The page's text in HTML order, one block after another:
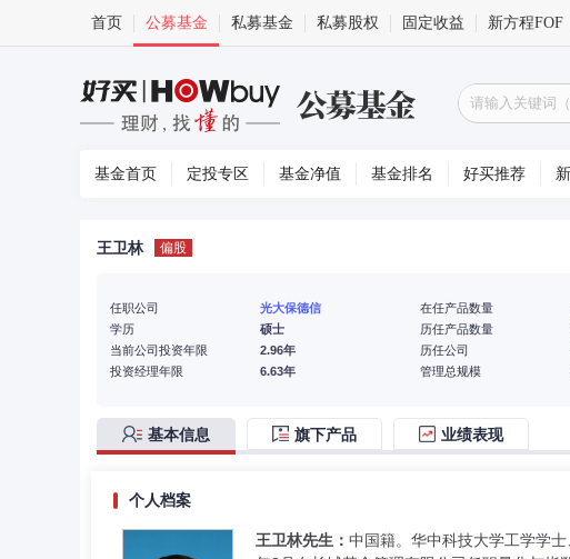
首页 公募基金 私募基金 私募股权 固定收益 新方程FOF
基金首页 定投专区 基金净值 基金排名 好买推荐
王卫林 偏股
任职公司
光大保德信
学历
硕士
当前公司投资年限
2.96年
投资经理年限
6.63年
在任产品数量
历任产品数量
历任公司
管理总规模
基本信息 旗下产品 业绩表现
个人档案
王卫林先生： 中国籍。华中科技大学工学学